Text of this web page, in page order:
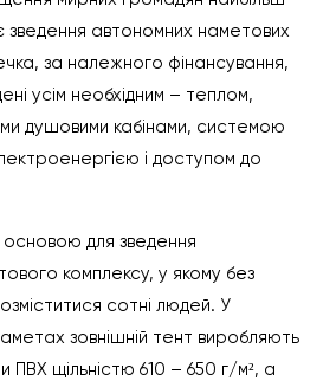
зведення автономних наметових
за належного фінансування,
усім необхідним – теплом,
душовими кабінами, системою
і доступом до
основою для зведення
комплексу, у якому без
сотні людей. У
зовнішній тент виробляють
ПВХ щільністю 610 – 650 г/м², а